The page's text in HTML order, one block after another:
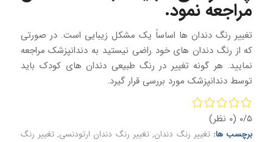
مراجعه نمود.
تغییر رنگ دندان ها اساساً یک مشکل زیبایی است. در صورتی
که از رنگ دندان های خود راضی نیستید به دندانپزشک مراجعه
نمایید. هر گونه تغییر در رنگ طبیعی دندان های کودک باید
توسط دندانپزشک مورد بررسی قرار گیرد.
۰/۵ (۰ نظر)
برچسب ها: تغییر رنگ دندان, تغییر رنگ دندان ارتودنسی,تغییر رنگ